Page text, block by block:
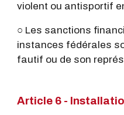
violent ou antisportif
○ Les sanctions
instances fédérales
fautif ou de son
Article 6 -